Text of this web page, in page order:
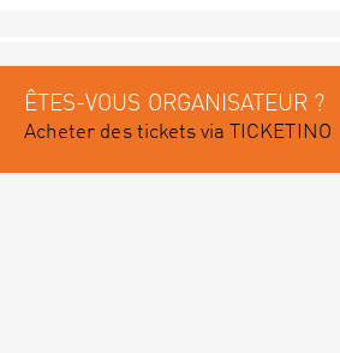
ÊTES-VOUS ORGANISATEUR ?
Acheter des tickets via TICKETINO